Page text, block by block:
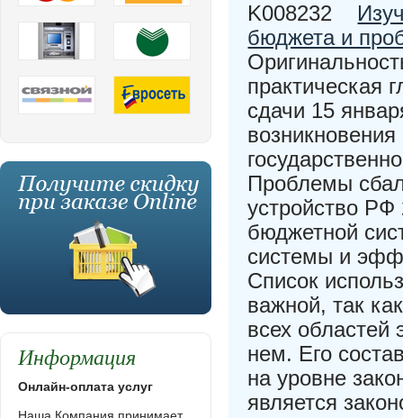
K008232
бюджета и
практическая
сдачи 15
Проблемы
устройство
бюджетной
системы и
Список
важной, так
всех областей
нем. Его
на уровне
является
Информация
Онлайн-оплата услуг